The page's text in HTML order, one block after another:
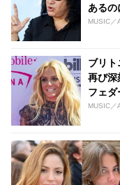
あるの
MUSIC／
ブリ
再び深
フェダ
MUSIC／